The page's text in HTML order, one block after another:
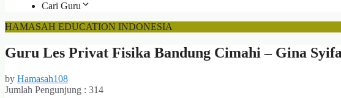
Cari Guru
HAMASAH EDUCATION INDONESIA
Guru Les Privat Fisika Bandung Cimahi – Gina
by Hamasah108
Jumlah Pengunjung : 314